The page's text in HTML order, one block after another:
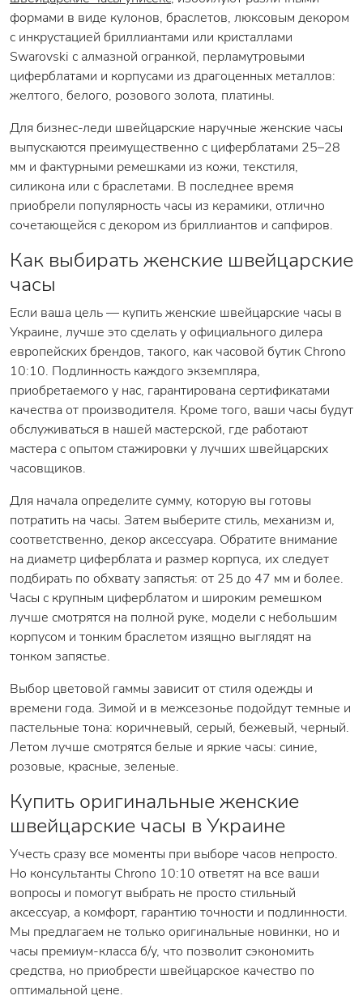
формами в виде кулонов, браслетов, люксовым декором
с инкрустацией бриллиантами или кристаллами
Swarovski с алмазной огранкой, перламутровыми
циферблатами и корпусами из драгоценных металлов:
желтого, белого, розового золота, платины.
Для бизнес-леди швейцарские наручные женские часы
выпускаются преимущественно с циферблатами 25–28
мм и фактурными ремешками из кожи, текстиля,
силикона или с браслетами. В последнее время
приобрели популярность часы из керамики, отлично
сочетающейся с декором из бриллиантов и сапфиров.
Как выбирать женские швейцарские
часы
Если ваша цель — купить женские швейцарские часы в
Украине, лучше это сделать у официального дилера
европейских брендов, такого, как часовой бутик Chrono
10:10. Подлинность каждого экземпляра,
приобретаемого у нас, гарантирована сертификатами
качества от производителя. Кроме того, ваши часы будут
обслуживаться в нашей мастерской, где работают
мастера с опытом стажировки у лучших швейцарских
часовщиков.
Для начала определите сумму, которую вы готовы
потратить на часы. Затем выберите стиль, механизм и,
соответственно, декор аксессуара. Обратите внимание
на диаметр циферблата и размер корпуса, их следует
подбирать по обхвату запястья: от 25 до 47 мм и более.
Часы с крупным циферблатом и широким ремешком
лучше смотрятся на полной руке, модели с небольшим
корпусом и тонким браслетом изящно выглядят на
тонком запястье.
Выбор цветовой гаммы зависит от стиля одежды и
времени года. Зимой и в межсезонье подойдут темные и
пастельные тона: коричневый, серый, бежевый, черный.
Летом лучше смотрятся белые и яркие часы: синие,
розовые, красные, зеленые.
Купить оригинальные женские
швейцарские часы в Украине
Учесть сразу все моменты при выборе часов непросто.
Но консультанты Chrono 10:10 ответят на все ваши
вопросы и помогут выбрать не просто стильный
аксессуар, а комфорт, гарантию точности и подлинности.
Мы предлагаем не только оригинальные новинки, но и
часы премиум-класса б/у, что позволит сэкономить
средства, но приобрести швейцарское качество по
оптимальной цене.